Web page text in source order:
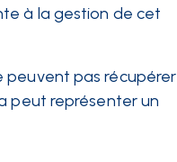
à la gestion de cet
peuvent pas récupérer
peut représenter un